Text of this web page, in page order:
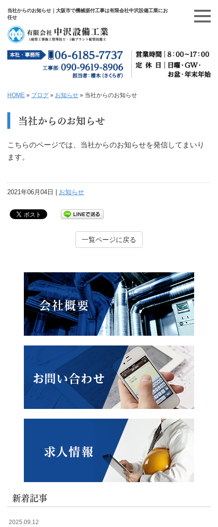
当社からのお知らせ｜大阪市で機械据付工事は有限会社中沢設備工業にお
任せ
HOME » ブログ » お知らせ » 当社からのお知らせ
当社からのお知らせ
こちらのページでは、当社からのお知らせを発信してまいり
ます。
2021年06月04日 | お知らせ
一覧ページに戻る
新着記事
2025.09.12